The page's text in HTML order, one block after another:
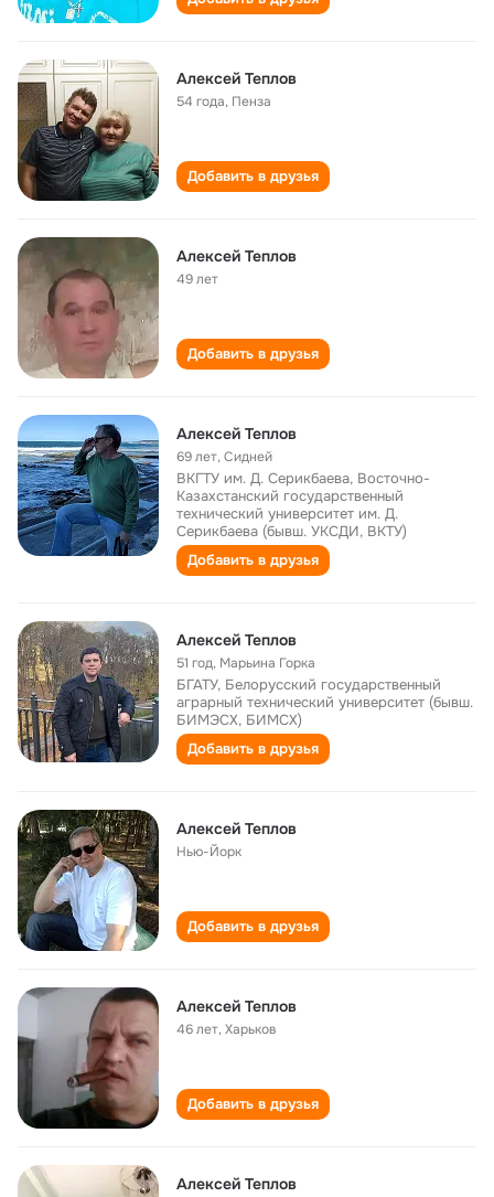
Алексей Теплов
54 года, Пенза
Добавить в друзья
Алексей Теплов
49 лет
Добавить в друзья
Алексей Теплов
69 лет,Сидней
ВКГТУ им. Д. Серикбаева, Восточно-
Казахстанский государственный
технический университет им. Д.
Серикбаева (бывш. УКСДИ, ВКТУ)
Добавить в друзья
Алексей Теплов
51 год, Марьина Горка
БГАТУ, Белорусский государственный
аграрный технический университет (бывш.
БИМЭСХ, БИМСХ)
Добавить в друзья
Алексей Теплов
Нью-Йорк
Добавить в друзья
Алексей Теплов
46 лет,Харьков
Добавить в друзья
Алексей Теплов